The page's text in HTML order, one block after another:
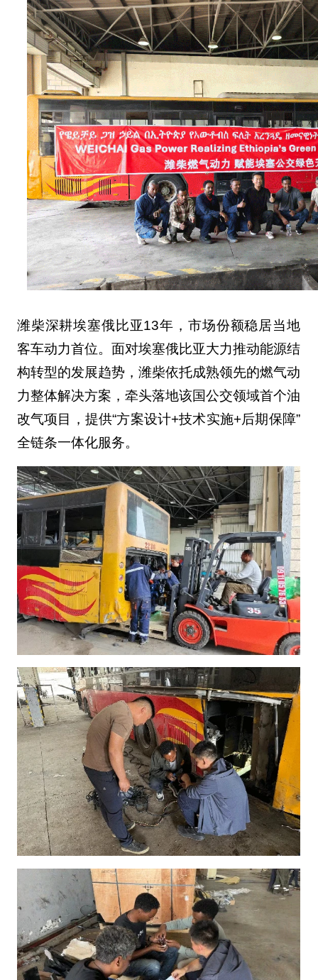
潍柴深耕埃塞俄比亚13年，市场份额稳居当地
客车动力首位。面对埃塞俄比亚大力推动能源结
构转型的发展趋势，潍柴依托成熟领先的燃气动
力整体解决方案，牵头落地该国公交领域首个油
改气项目，提供“方案设计+技术实施+后期保障”
全链条一体化服务。